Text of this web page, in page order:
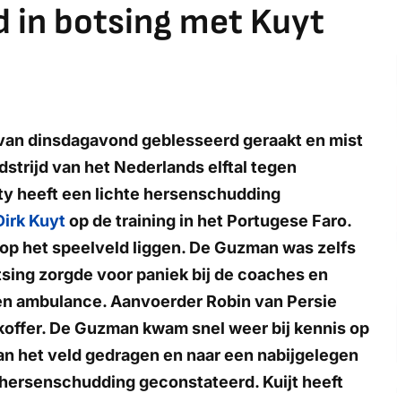
in botsing met Kuyt
dinsdagavond geblesseerd geraakt en mist
van het Nederlands elftal tegen
heeft een lichte hersenschudding
Kuyt op de training in het Portugese Faro.
het speelveld liggen. De Guzman was zelfs
zorgde voor paniek bij de coaches en
ambulance. Aanvoerder Robin van Persie
De Guzman kwam snel weer bij kennis op
het veld gedragen en naar een nabijgelegen
geconstateerd. Kuijt heeft